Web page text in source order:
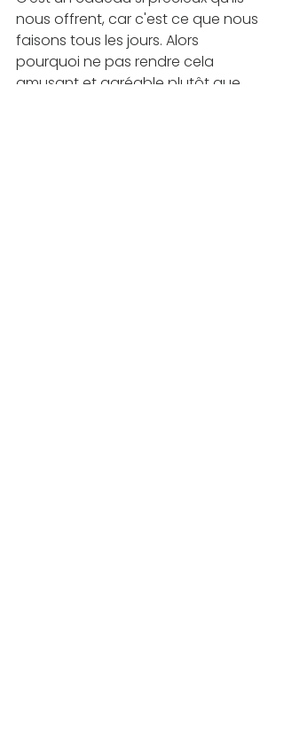
nous offrent, car c'est ce que nous
faisons tous les jours. Alors
pourquoi ne pas rendre cela
amusant et agréable plutôt que